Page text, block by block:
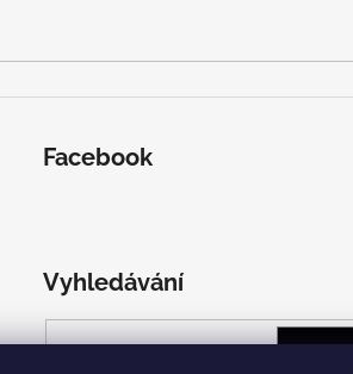
Facebook
Vyhledávání